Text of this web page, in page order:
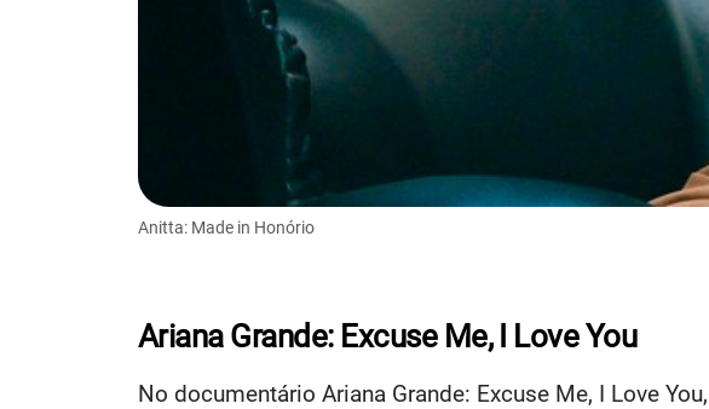
Anitta: Made in Honório
Ariana Grande: Excuse Me, I Love You
No documentário Ariana Grande: Excuse Me, I Love